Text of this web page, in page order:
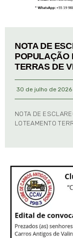
NOTA DE
POPULAÇÃO
TERRAS DE
30 de julho de 2026
NOTA DE
LOTEAMENTO